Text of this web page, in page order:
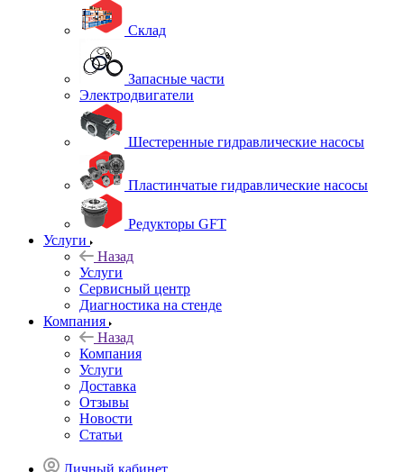
Склад
Запасные части
Электродвигатели
Шестеренные гидравлические насосы
Пластинчатые гидравлические насосы
Редукторы GFT
Услуги
Назад
Услуги
Сервисный центр
Диагностика на стенде
Компания
Назад
Компания
Услуги
Доставка
Отзывы
Новости
Статьи
Личный кабинет